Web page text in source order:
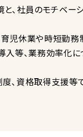
、社員のモチベー
児休業や時短勤務
入等、業務効率化
資格取得支援等